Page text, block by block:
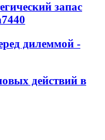
запас
7440
дилеммой -
действий в